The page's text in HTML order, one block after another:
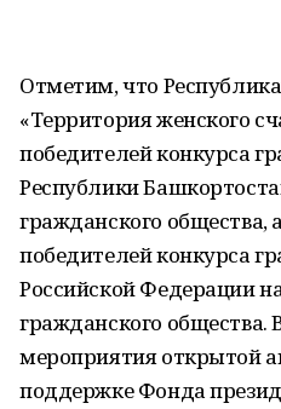
Отметим, что
«Территория женского
победителей конкурса
Республики
гражданского общества,
победителей конкурса
Российской Федерации
гражданского общества.
мероприятия открытой
поддержке Фонда